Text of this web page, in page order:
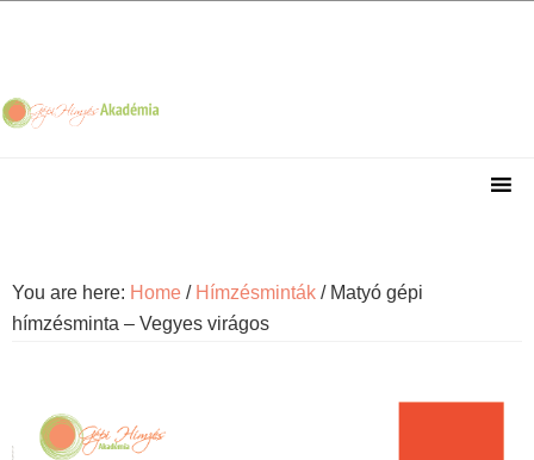
navigation
content
sidebar
You are here: Home / Hímzésminták / Matyó gépi
hímzésminta – Vegyes virágos